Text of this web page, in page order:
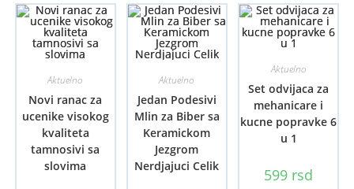
Aktuelno
Novi ranac za
ucenike visokog
kvaliteta
tamnosivi sa
slovima
Aktuelno
Jedan Podesivi
Mlin za Biber sa
Keramickom
Jezgrom
Nerdjajuci Celik
Aktuelno
Set odvijaca za
mehanicare i
kucne popravke 6
u 1
599 rsd